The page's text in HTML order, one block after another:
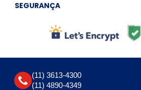
SEGURANÇA
(11) 3613-4300
(11) 4890-4349